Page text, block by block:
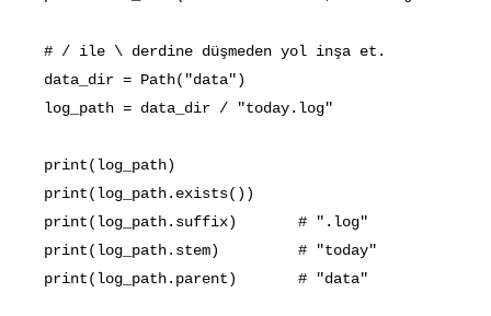
# / ile \ derdine düşmeden yol inşa et.
data_dir = Path("data")
log_path = data_dir / "today.log"
print(log_path)
print(log_path.exists())
print(log_path.suffix)       # ".log"
print(log_path.stem)         # "today"